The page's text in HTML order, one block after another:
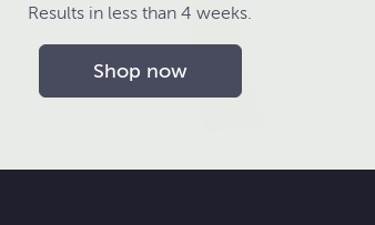
Results in less than 4 weeks.
Shop now